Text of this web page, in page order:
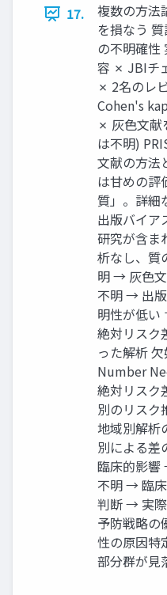
17.
複数の方法
を損なう
の不明確性
容 ✗ JBIチ
✗ 2名のレ
Cohen's
✗ 灰色文献
は不明)
文献の方法
は甘めの評
質」。詳細
出版バイ
研究が含ま
析なし、質
明 → 灰色
不明 → 出
明性が低い
絶対リスク
った解析
Number
絶対リスク
別のリスク
地域別解析
別による差
臨床的影響
不明 → 臨
判断 → 実際
予防戦略
性の原因特
部分群が見